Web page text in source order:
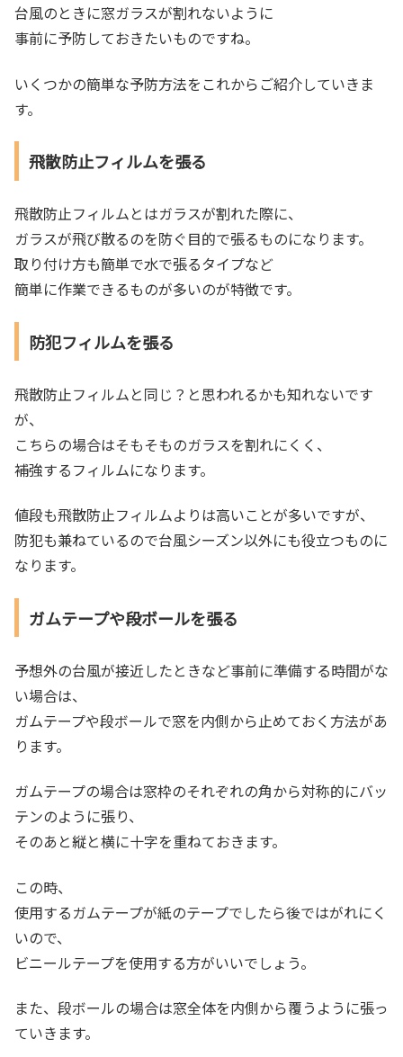
台風のときに窓ガラスが割れないように
事前に予防しておきたいものですね。
いくつかの簡単な予防方法をこれからご紹介していきま
す。
飛散防止フィルムを張る
飛散防止フィルムとはガラスが割れた際に、
ガラスが飛び散るのを防ぐ目的で張るものになります。
取り付け方も簡単で水で張るタイプなど
簡単に作業できるものが多いのが特徴です。
防犯フィルムを張る
飛散防止フィルムと同じ？と思われるかも知れないです
が、
こちらの場合はそもそものガラスを割れにくく、
補強するフィルムになります。
値段も飛散防止フィルムよりは高いことが多いですが、
防犯も兼ねているので台風シーズン以外にも役立つものに
なります。
ガムテープや段ボールを張る
予想外の台風が接近したときなど事前に準備する時間がな
い場合は、
ガムテープや段ボールで窓を内側から止めておく方法があ
ります。
ガムテープの場合は窓枠のそれぞれの角から対称的にバッ
テンのように張り、
そのあと縦と横に十字を重ねておきます。
この時、
使用するガムテープが紙のテープでしたら後ではがれにく
いので、
ビニールテープを使用する方がいいでしょう。
また、段ボールの場合は窓全体を内側から覆うように張っ
ていきます。